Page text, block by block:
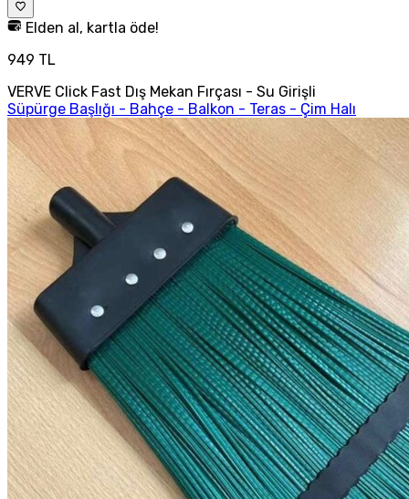
Elden al, kartla öde!
949 TL
VERVE Click Fast Dış Mekan Fırçası - Su Girişli
Süpürge Başlığı - Bahçe - Balkon - Teras - Çim Halı